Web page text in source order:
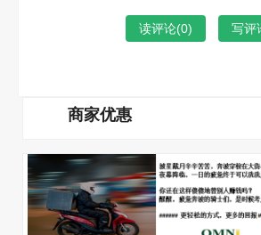
读评论(0) 写评
商家优惠